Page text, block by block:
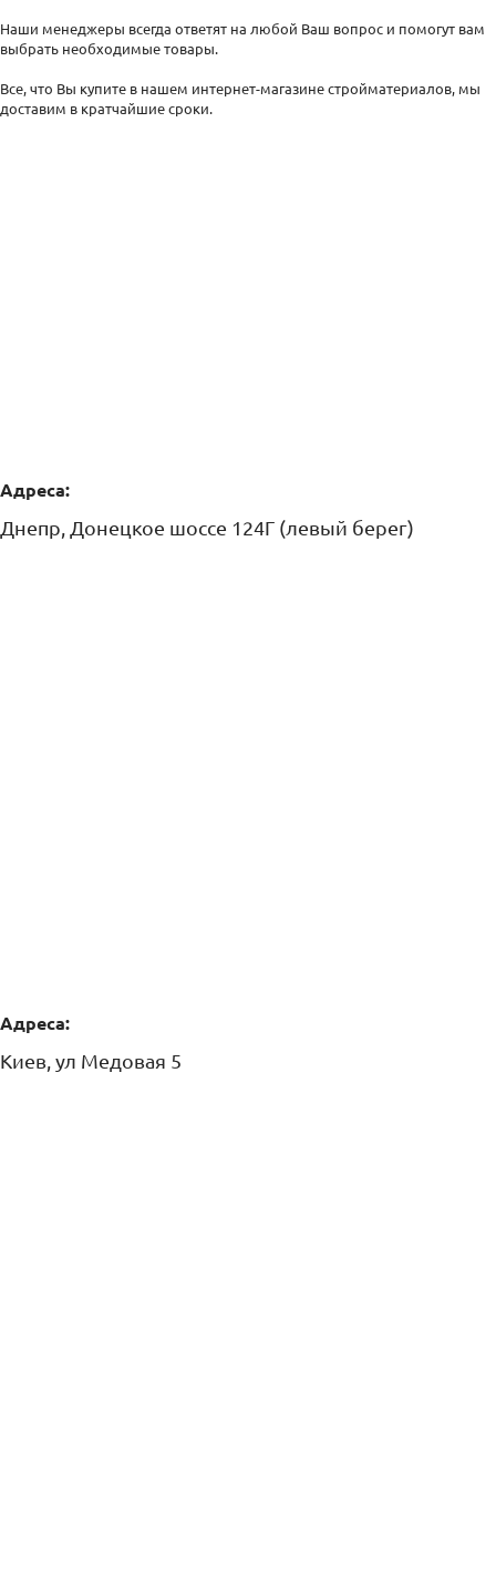
Наши менеджеры всегда ответят на любой Ваш вопрос и помогут вам
выбрать необходимые товары.
Все, что Вы купите в нашем интернет-магазине стройматериалов, мы
доставим в кратчайшие сроки.
Адреса:
Днепр, Донецкое шоссе 124Г (левый берег)
Адреса:
Киев, ул Медовая 5